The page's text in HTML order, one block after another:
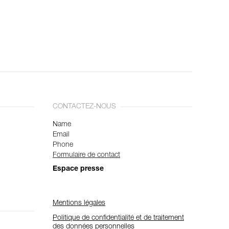
CONTACTEZ-NOUS
Name
Email
Phone
Formulaire de contact
Espace presse
Mentions légales
Politique de confidentialité et de traitement
des données personnelles